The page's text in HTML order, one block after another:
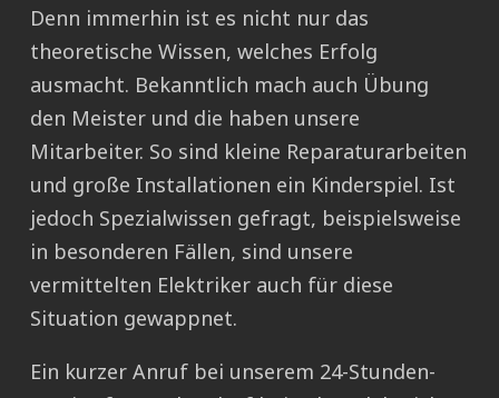
Denn immerhin ist es nicht nur das
theoretische Wissen, welches Erfolg
ausmacht. Bekanntlich mach auch Übung
den Meister und die haben unsere
Mitarbeiter. So sind kleine Reparaturarbeiten
und große Installationen ein Kinderspiel. Ist
jedoch Spezialwissen gefragt, beispielsweise
in besonderen Fällen, sind unsere
vermittelten Elektriker auch für diese
Situation gewappnet.
Ein kurzer Anruf bei unserem 24-Stunden-